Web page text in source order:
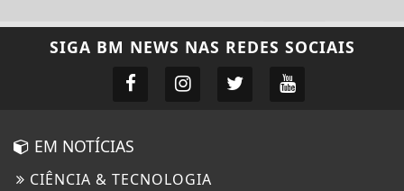
SIGA BM NEWS NAS REDES SOCIAIS
EM NOTÍCIAS
CIÊNCIA & TECNOLOGIA